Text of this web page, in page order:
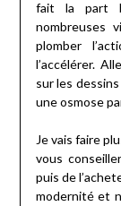
fait la part
nombreuses
plomber
l’accélérer.
sur les
une osmose
Je vais faire
vous
puis de
modernité et